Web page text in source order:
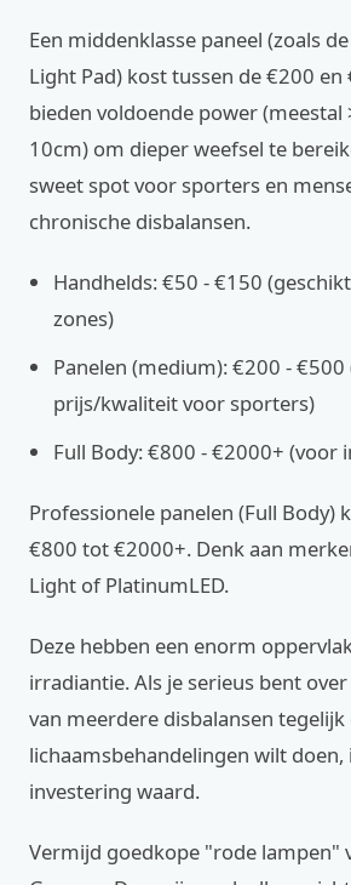
Een middenklasse paneel (zoals
Light Pad) kost tussen de €200 en
bieden voldoende power
10cm) om dieper weefsel te
sweet spot voor sporters en
chronische disbalansen.
Handhelds: €50 - €150
zones)
Panelen (medium): €200 - €500
prijs/kwaliteit voor sporters)
Full Body: €800 - €2000+ (voor
Professionele panelen (Full Body)
€800 tot €2000+. Denk aan
Light of PlatinumLED.
Deze hebben een enorm
irradiantie. Als je serieus bent
van meerdere disbalansen tegelijk
lichaamsbehandelingen wilt doen,
investering waard.
Vermijd goedkope "rode lampen"